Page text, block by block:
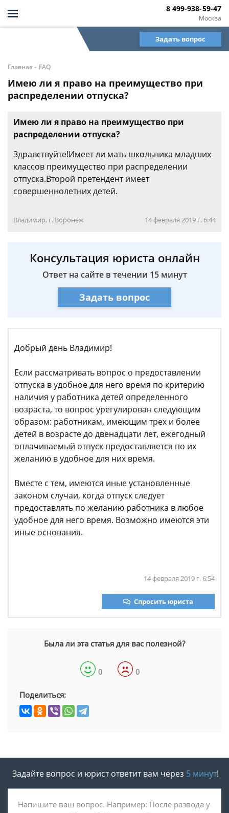
Москва
8 499-938-59-47
Задать вопрос
Главная - FAQ
Имею ли я право на преимущество при
распределении отпуска?
Имею ли я право на преимущество при
распределении отпуска?
Здравствуйте!Имеет ли мать школьника младших
классов преимущество при распределении
отпуска.Второй претендент имеет
совершеннолетних детей.
Владимир, г. Воронеж 14 февраля 2019 г. 6:44
Консультация юриста онлайн
Ответ на сайте в течении 15 минут
Задать вопрос
Добрый день Владимир!
Если рассматривать вопрос о предоставлении
отпуска в удобное для него время по критерию
наличия у работника детей определенного
возраста, то вопрос урегулирован следующим
образом: работникам, имеющим трех и более
детей в возрасте до двенадцати лет, ежегодный
оплачиваемый отпуск предоставляется по их
желанию в удобное для них время.
Вместе с тем, имеются иные установленные
законом случаи, когда отпуск следует
предоставлять по желанию работника в любое
удобное для него время. Возможно имеются эти
иные основания.
14 февраля 2019 г. 6:54
Спросить юриста
Была ли эта статья для вас полезной?
0 0
Поделиться:
Задайте вопрос и юрист ответит вам через 5 минут!